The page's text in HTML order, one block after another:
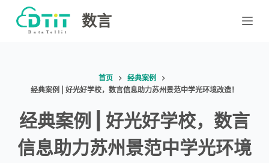
跳
过
数言
首页
经典案例
经典案例 | 好光好学校，数言信息助力苏州景范中学光环境改造！
经典案例 | 好光好学校，数言
信息助力苏州景范中学光环境